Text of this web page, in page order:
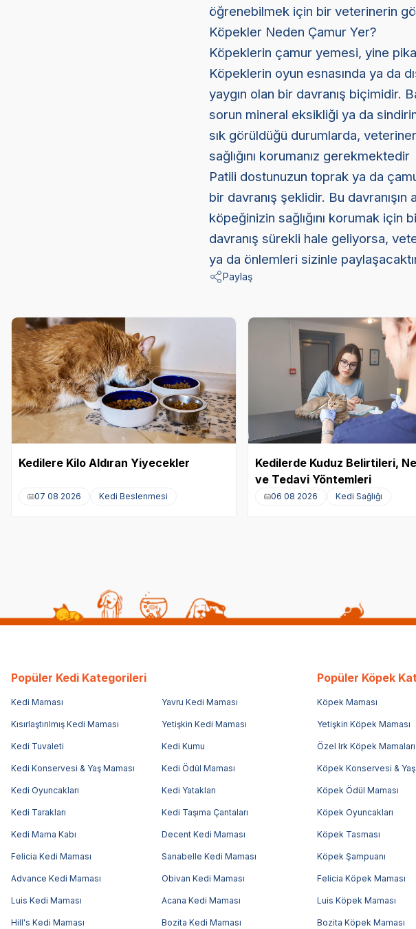
öğrenebilmek için bir veterinerin
Köpekler Neden Çamur Yer?
Köpeklerin çamur yemesi, yine
Köpeklerin oyun esnasında ya da
yaygın olan bir davranış biçimidir.
sorun mineral eksikliği ya da
sık görüldüğü durumlarda,
sağlığını korumanız gerekmektedir
Patili dostunuzun toprak ya da
bir davranış şeklidir. Bu
köpeğinizin sağlığını korumak için
davranış sürekli hale geliyorsa,
ya da önlemleri sizinle
Paylaş
Kedilere Kilo Aldıran Yiyecekler
07 08 2026 Kedi Beslenmesi
Kedilerde Kuduz Belirtileri,
ve Tedavi Yöntemleri
06 08 2026 Kedi Sağlığı
Popüler Kedi Kategorileri
Kedi Maması Yavru Kedi Maması
Kısırlaştırılmış Kedi Maması Yetişkin Kedi Maması
Kedi Tuvaleti Kedi Kumu
Kedi Konservesi & Yaş Maması Kedi Ödül Maması
Kedi Oyuncakları Kedi Yatakları
Kedi Tarakları Kedi Taşıma Çantaları
Kedi Mama Kabı Decent Kedi Maması
Felicia Kedi Maması Sanabelle Kedi Maması
Advance Kedi Maması Obivan Kedi Maması
Luis Kedi Maması Acana Kedi Maması
Hill's Kedi Maması Bozita Kedi Maması
Popüler Köpek
Köpek Maması
Yetişkin Köpek Maması
Özel Irk Köpek Mamaları
Köpek Konservesi &
Köpek Ödül Maması
Köpek Oyuncakları
Köpek Tasması
Köpek Şampuanı
Felicia Köpek Maması
Luis Köpek Maması
Bozita Köpek Maması